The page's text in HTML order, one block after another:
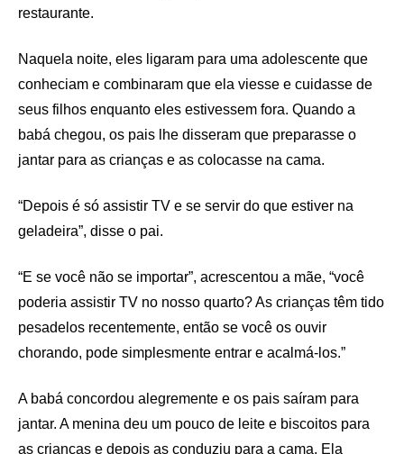
restaurante.
Naquela noite, eles ligaram para uma adolescente que
conheciam e combinaram que ela viesse e cuidasse de
seus filhos enquanto eles estivessem fora. Quando a
babá chegou, os pais lhe disseram que preparasse o
jantar para as crianças e as colocasse na cama.
“Depois é só assistir TV e se servir do que estiver na
geladeira”, disse o pai.
“E se você não se importar”, acrescentou a mãe, “você
poderia assistir TV no nosso quarto? As crianças têm tido
pesadelos recentemente, então se você os ouvir
chorando, pode simplesmente entrar e acalmá-los.”
A babá concordou alegremente e os pais saíram para
jantar. A menina deu um pouco de leite e biscoitos para
as crianças e depois as conduziu para a cama. Ela